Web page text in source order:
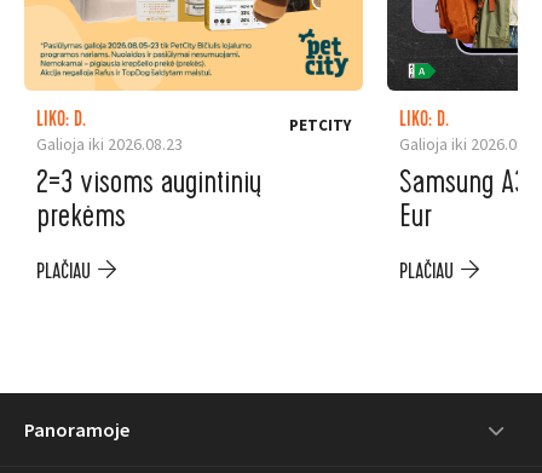
LIKO: D.
Galioja iki 2026.08.23
PETCITY
2=3 visoms augintinių
prekėms
PLAČIAU
LIKO: D.
Galioja iki
Samsung
Eur
PLAČIAU
Panoramoje